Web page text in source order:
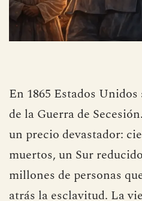
En 1865 Estados
de la Guerra de
un precio devastador:
muertos, un Sur
millones de personas
atrás la esclavitud. La